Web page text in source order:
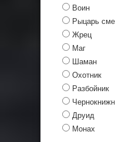
Воин
Рыцарь
Жрец
Маг
Шаман
Охотник
Разбойник
Друид
Монах